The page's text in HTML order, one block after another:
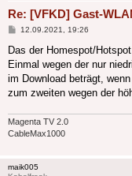
Re: [VFKD] Gast-
Beitrag
12.09.2021, 19:26
Das der Homespot/
Einmal wegen der nur
im Download beträgt,
zum zweiten wegen der
Magenta TV 2.0
CableMax1000
maik005